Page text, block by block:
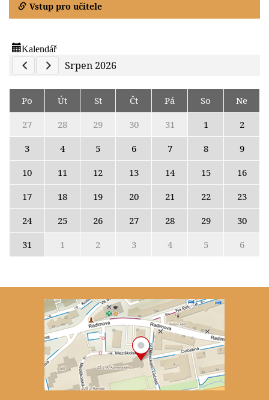
Vstup pro učitele
Kalendář
Previous Calendar
Next Calendar
Srpen 2026
Po Út St Čt Pá So
Ne
27
28 29 30 31 1
2
3
4 5 6 7 8
9
10
11 12 13 14 15
16
17
18 19 20 21 22
23
24
25 26 27 28 29
30
31
1 2 3 4 5 6